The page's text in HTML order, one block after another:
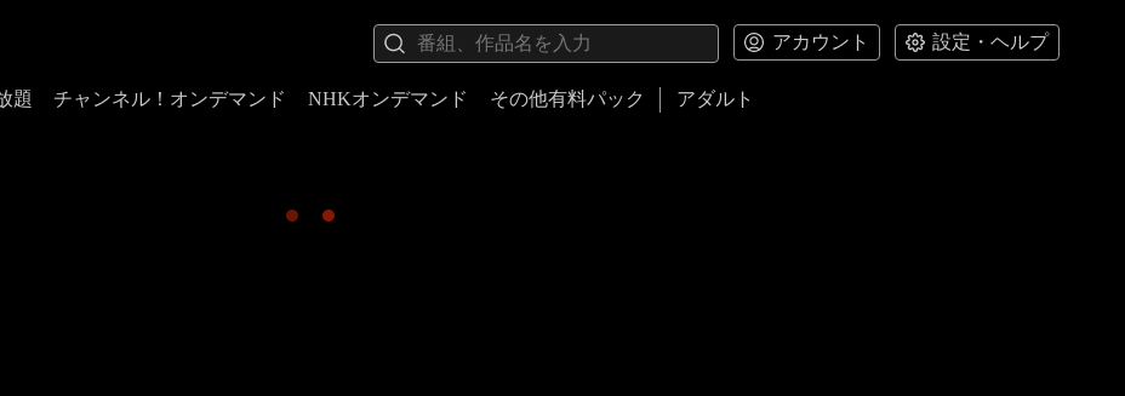
アカウント 設定・ヘルプ
題 チャンネル！オンデマンド NHKオンデマンド その他有料パック アダルト